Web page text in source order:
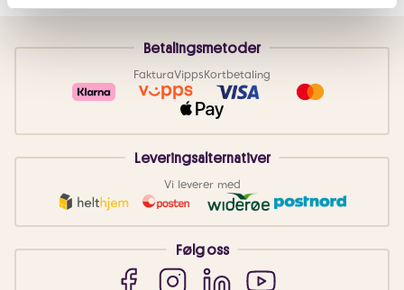
Betalingsmetoder
FakturaVippsKortbetaling
Leveringsalternativer
Vi leverer med
Følg oss